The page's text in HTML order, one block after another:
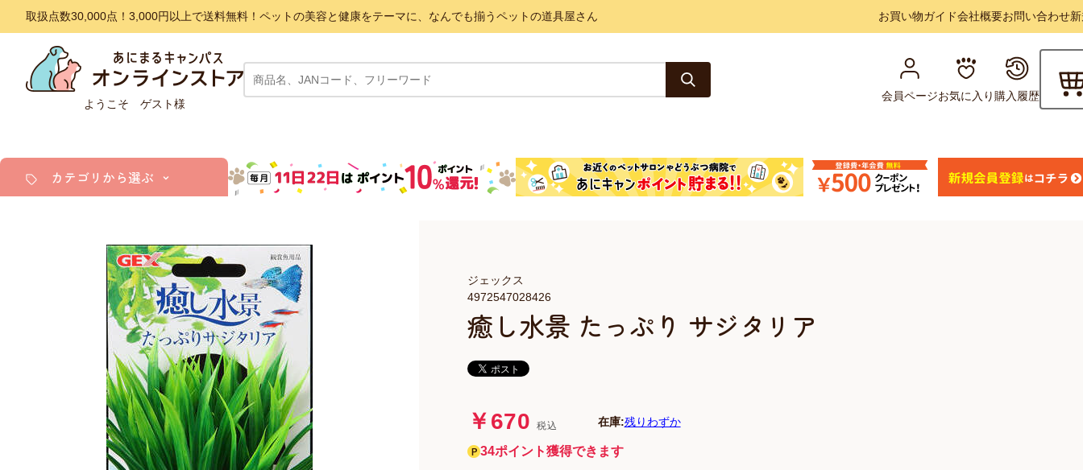
取扱点数30,000点！3,000円以上で送料無料！ペットの美容と健康をテーマに、なんでも揃うペットの道具屋さん お買い物ガイド会社概要お問い合わせ
ようこそ ゲスト様
会員ページお気に入り購入履歴
カテゴリから選ぶ
アクア・爬虫類・昆虫
ドッグフード
キャットフード
美容・ケア用品
服・おさんぽ用品
日用品（デイリー）
リビング雑貨
癒し水景 たっぷり サジタリア
4972547028426
ジェックス
￥670 税込 在庫:残りわずか
34ポイント獲得できます